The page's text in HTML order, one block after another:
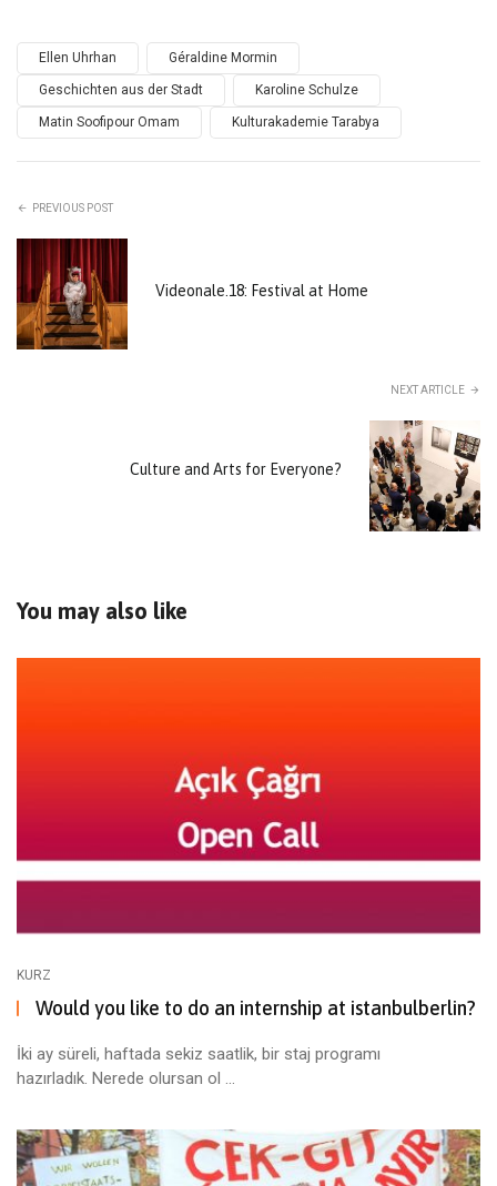
Ellen Uhrhan Géraldine Mormin
Geschichten aus der Stadt Karoline Schulze
Matin Soofipour Omam Kulturakademie Tarabya
PREVIOUS POST
Videonale.18: Festival at Home
NEXT ARTICLE
Culture and Arts for Everyone?
You may also like
KURZ
Would you like to do an internship at istanbulberlin?
İki ay süreli, haftada sekiz saatlik, bir staj programı
hazırladık. Nerede olursan ol ...